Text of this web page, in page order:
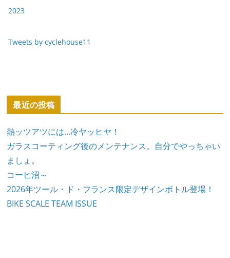
2023
Tweets by cyclehouse11
最近の投稿
熱ッツアツには…冷ヤッヒヤ！
ガラスコーティング後のメンテナンス。自分でやっちゃい
ましょ。
コーヒ沼～
2026年ツール・ド・フランス限定デザインボトル登場！
BIKE SCALE TEAM ISSUE